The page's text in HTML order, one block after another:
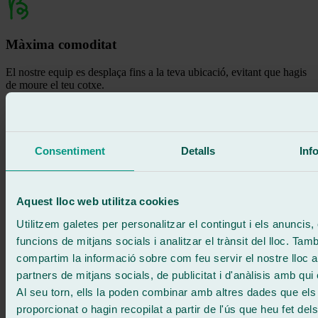
Consentiment Detalls
Aquest lloc web utilitza cookies
Utilitzem galetes per personalitzar el contingut i els anuncis,
funcions de mitjans socials i analitzar el trànsit del lloc.
compartim la informació sobre com feu servir el nostre lloc
partners de mitjans socials, de publicitat i d'anàlisis amb qui
Al seu torn, ells la poden combinar amb altres dades que els
proporcionat o hagin recopilat a partir de l'ús que heu fet
Màxima comoditat
El nostre equip es desplaça fins a la teva ubicació, evitant que hagis
de moure el teu cotxe.
Estalvi de temps
reduir les interrupcions en el teu dia.
Qualitat garantida
Utilitzem materials homologats i tècnics experts, assegurant un
resultat durador i segur.